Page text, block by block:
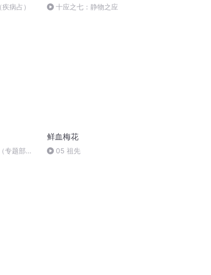
病占） 十应之七：静物之应
专题部
鲜血梅花
05 祖先